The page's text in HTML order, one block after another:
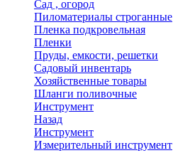
Сад , огород
Пиломатериалы строганные
Пленка подкровельная
Пленки
Пруды, емкости, решетки
Садовый инвентарь
Хозяйственные товары
Шланги поливочные
Инструмент
Назад
Инструмент
Измерительный инструмент